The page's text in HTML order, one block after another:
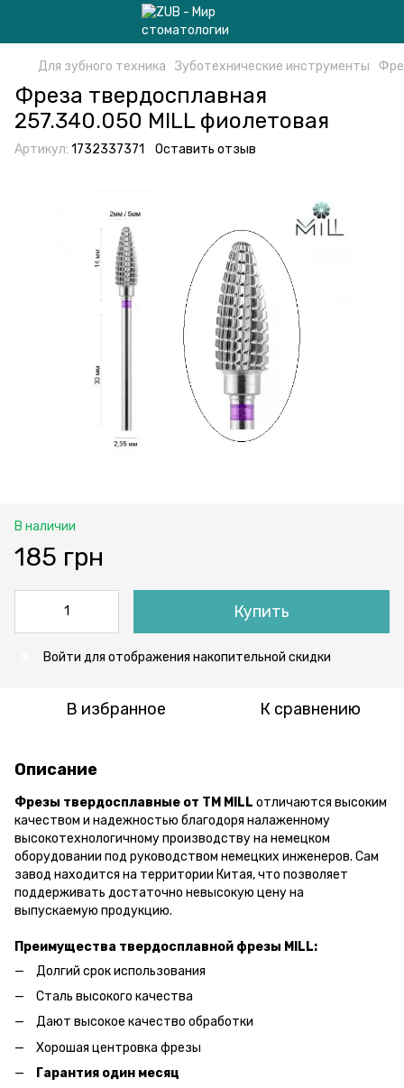
Для зубного техника Зуботехнические инструменты
Фреза твердосплавная
257.340.050 MILL фиолетовая
Артикул: 1732337371 Оставить отзыв
В наличии
185 грн
Купить
Войти для отображения накопительной скидки
В избранное К сравнению
Описание
Фрезы твердосплавные от ТМ MILL отличаются высоким
качеством и надежностью благодоря налаженному
высокотехнологичному производству на немецком
оборудовании под руководством немецких инженеров. Сам
завод находится на территории Китая, что позволяет
поддерживать достаточно невысокую цену на
выпускаемую продукцию.
Преимущества твердосплавной фрезы MILL:
Долгий срок использования
Сталь высокого качества
Дают высокое качество обработки
Хорошая центровка фрезы
Гарантия один месяц